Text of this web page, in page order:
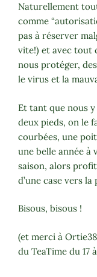
Naturellement
comme
pas à réserver
vite!) et avec tout
nous protéger,
le virus et la
Et tant que nous
deux pieds, on le
courbées, une
une belle année à
saison, alors
d’une case vers
Bisous, bisous !
(et merci à
du TeaTime du 17